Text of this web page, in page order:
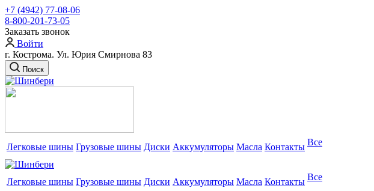
+7 (4942) 77-08-06
8-800-201-73-05
Заказать звонок
Войти
г. Кострома. Ул. Юрия Смирнова 83
Поиск
Легковые шины Грузовые шины Диски Аккумуляторы Масла Контакты Все
Легковые шины Грузовые шины Диски Аккумуляторы Масла Контакты Все